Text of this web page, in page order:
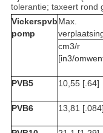
tolerantie; taxeert rond
Vickerspvb
pomp
Max.
cm3/r
[in3/
PVB5
10,55 [.64]
PVB6
13,81 [.084]